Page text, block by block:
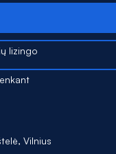
lizingo
Vilnius